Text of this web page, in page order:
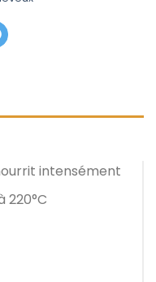
intensément
220°C